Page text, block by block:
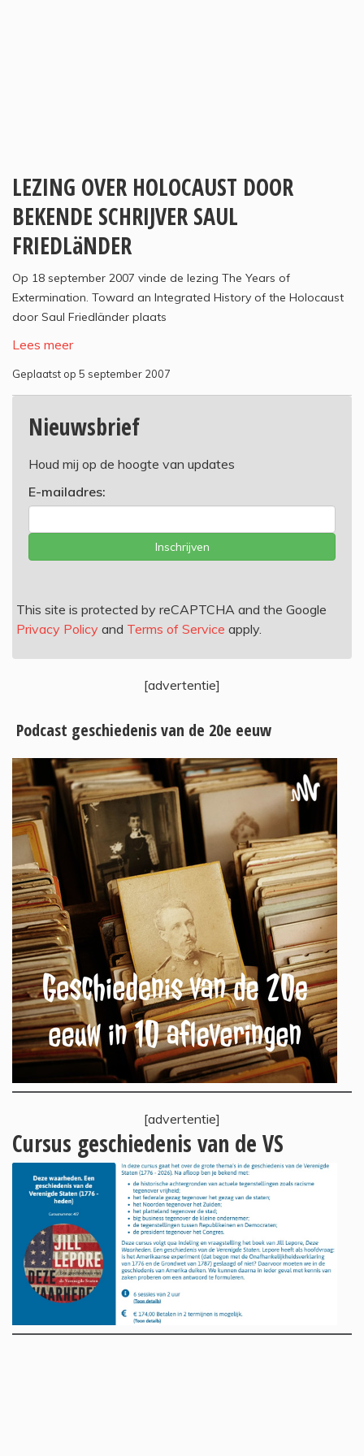
LEZING OVER HOLOCAUST DOOR
BEKENDE SCHRIJVER SAUL
FRIEDLäNDER
Op 18 september 2007 vinde de lezing The Years of
Extermination. Toward an Integrated History of the Holocaust
door Saul Friedländer plaats
Lees meer
Geplaatst op 5 september 2007
Nieuwsbrief
Houd mij op de hoogte van updates
E-mailadres:
Inschrijven
This site is protected by reCAPTCHA and the Google
Privacy Policy and Terms of Service apply.
[advertentie]
Podcast geschiedenis van de 20e eeuw
[advertentie]
Cursus geschiedenis van de VS